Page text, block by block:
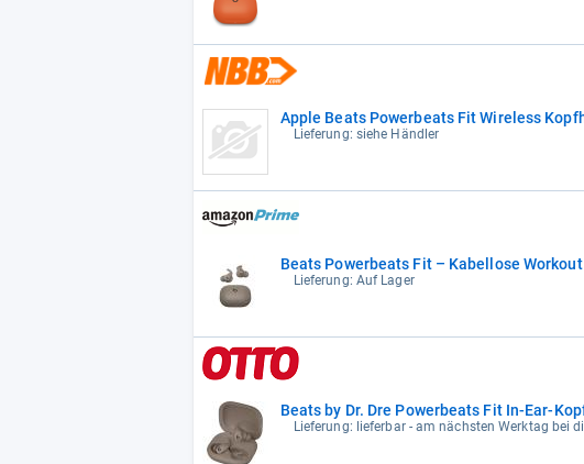
Apple Beats Powerbeats Fit Wireless
Lieferung: siehe Händler
Beats Powerbeats Fit – Kabellose
Lieferung: Auf Lager
Beats by Dr. Dre Powerbeats Fit In-Ear-
Lieferung: lieferbar - am nächsten Werktag bei